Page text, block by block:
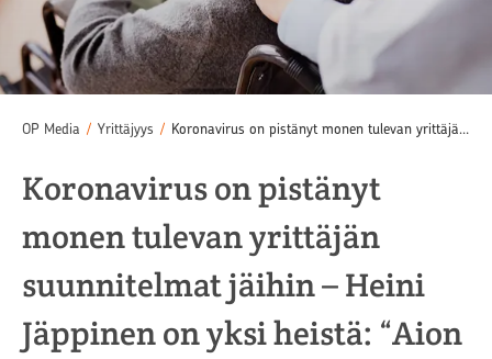
OP Media / Yrittäjyys / Koronavirus on pistänyt monen tulevan yrittäjän suunnitelmat jäihin – Heini Jäppinen on yksi heistä: “Aion perustaa yrityksen heti, kun tilanne tasaantuu”
Koronavirus on pistänyt
monen tulevan yrittäjän
suunnitelmat jäihin – Heini
Jäppinen on yksi heistä: “Aion